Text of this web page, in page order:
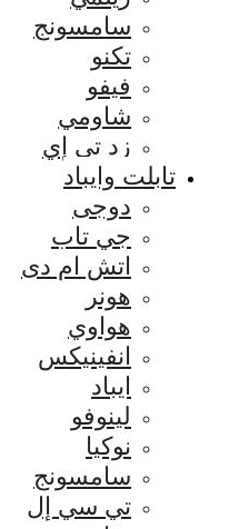
سامسونج
تكنو
فيفو
شاومي
زد تي إي
تابلت وايباد
دوجى
جي تاب
اتش ام دى
هونر
هواوي
انفينيكس
ايباد
لينوفو
نوكيا
سامسونج
تي سي إل